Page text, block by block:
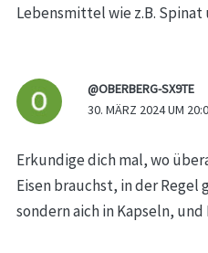
Lebensmittel wie z.B.
@OBERBERG-SX9TE
30. MÄRZ 2024 UM
Erkundige dich mal, wo
Eisen brauchst, in der
sondern aich in Kapseln, und